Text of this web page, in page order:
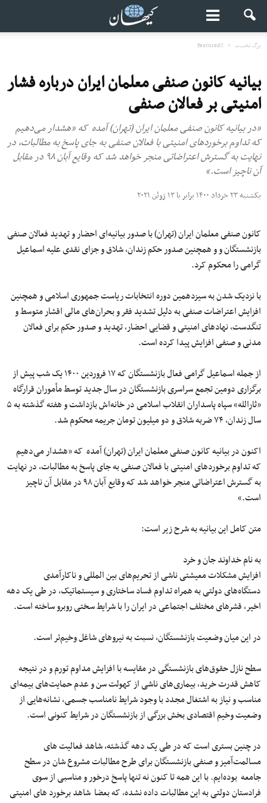
برگ نخست Featured2
بیانیه کانون صنفی معلمان ایران درباره فشار
امنیتی بر فعالان صنفی
«در بیانیه کانون صنفی معلمان ایران (تهران) آمده که «هشدار می‌دهیم
که تداوم برخوردهای امنیتی با فعالان صنفی به جای پاسخ به مطالبات، در
نهایت به گسترش اعتراضاتی منجر خواهد شد که وقایع آبان ۹۸ در مقابل
آن ناچیز است.»
یکشنبه ۲۳ خرداد ۱۴۰۰ برابر با ۱۳ ژوئن ۲۰۲۱
کانون صنفی معلمان ایران (تهران) با صدور بیانیه‌ای احضار و تهدید فعالان صنفی
بازنشستگان و و همچنین صدور حکم زندان، شلاق و جزای نقدی علیه اسماعیل
گرامی را محکوم کرد.
با نزدیک شدن به سیزدهمین دوره انتخابات ریاست جمهوری اسلامی و همچنین
افزایش اعتراضات صنفی به دلیل تشدید فقر و بحران‌های مالی اقشار متوسط و
تنگدست، نهادهای امنیتی و قضایی احضار، تهدید و صدور حکم برای فعالان
مدنی و صنفی افزایش پیدا کرده است.
از جمله اسماعیل گرامی فعال بازنشستگان که ۱۷ فروردین ۱۴۰۰ یک شب پیش از
برگزاری دومین تجمع سراسری بازنشستگان در سال جدید توسط مأموران قرارگاه
«ثارالله» سپاه پاسداران انقلاب اسلامی در خانه‌اش بازداشت و هفته گذشته به ۵
سال زندان، ۷۴ ضربه شلاق و دو میلیون تومان جریمه محکوم شد.
اکنون در بیانیه کانون صنفی معلمان ایران (تهران) آمده که «هشدار می‌دهیم
که تداوم برخوردهای امنیتی با فعالان صنفی به جای پاسخ به مطالبات، در نهایت
به گسترش اعتراضاتی منجر خواهد شد که وقایع آبان ۹۸ در مقابل آن ناچیز
است.»
متن کامل این بیانیه به شرح زیر است:
به نام خداوند جان و خرد
افزایش مشکلات معیشتی ناشی از تحریم‌های بین المللی و ناکارآمدی
دستگاه‌های دولتی به همراه تداوم فساد ساختاری و سیستماتیک، در طی یک دهه
اخیر، قشرهای مختلف اجتماعی در ایران را با شرایط سختی روبرو ساخته است.
در این میان وضعیت بازنشستگان، نسبت به نیروهای شاغل وخیم‌تر است.
سطح نازل حقوق‌های بازنشستگی در مقایسه با افزایش مداوم تورم و در نتیجه
کاهش قدرت خرید، بیماری‌های ناشی از کهولت سن و عدم حمایت‌های بیمه‌ای
مناسب و نیاز به اشتغال مجدد با وجود شرایط نامناسب جسمی، نشانه‌هایی از
وضعیت وخیم اقتصادی بخش بزرگی از بازنشستگان در شرایط کنونی است.
در چنین بستری است که در طی یک دهه گذشته، شاهد فعالیت های
مسالمت‌آمیز و صنفی بازنشستگان برای طرح مطالبات مشروع شان در سطح
جامعه بوده‌ایم. با این همه تا کنون نه تنها پاسخ درخور و مناسبی از سوی
فرادستان دولتی به این مطالبات داده نشده، که بعضا شاهد برخورد های امنیتی